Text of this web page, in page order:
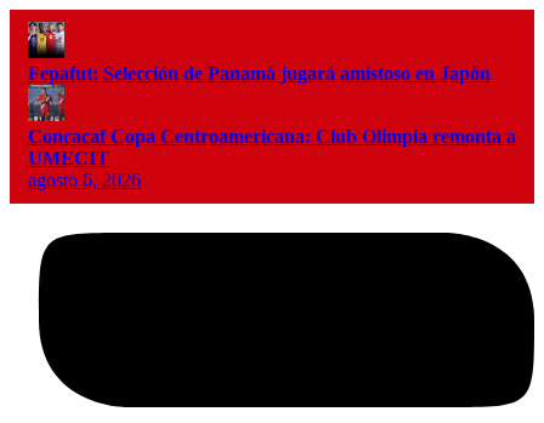
Fepafut: Selección de Panamá jugará amistoso en Japón
Concacaf Copa Centroamericana: Club Olimpia remonta a
UMECIT
agosto 6, 2026